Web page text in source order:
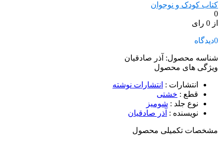
کتاب کودک و نوجوان
0
از 0 رای
0دیدگاه
شناسه محصول: آذر صادقیان
ویژگی های محصول
انتشارات : انتشارات نوشته
قطع : خشتی
نوع جلد : شومیز
نویسنده : آذر صادقیان
مشخصات تکمیلی محصول